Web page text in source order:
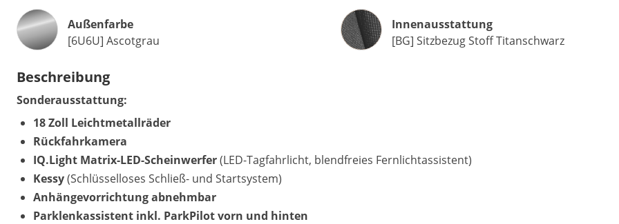
Außenfarbe
[6U6U] Ascotgrau
InnenausstattungInnenausstattung
[BG] Sitzbezug Stoff Titanschwarz
Beschreibung
Sonderausstattung:
18 Zoll Leichtmetallräder
Rückfahrkamera
IQ.Light Matrix-LED-Scheinwerfer(LED-Tagfahrlicht, blendfreies Fernlichtassistent)
Kessy(Schlüsselloses Schließ- und Startsystem)
Anhängevorrichtung abnehmbar
Parklenkassistent inkl. ParkPilot vorn und hinten